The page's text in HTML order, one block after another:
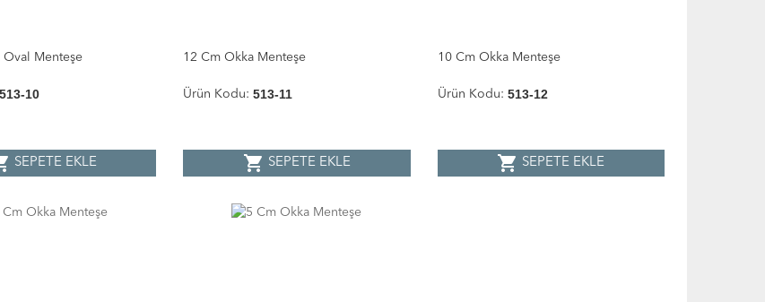
Oval Menteşe
513-10
SEPETE EKLE
12 Cm Okka Menteşe
Ürün Kodu:513-11
shopping_cart SEPETE EKLE
10 Cm Okka Menteşe
Ürün Kodu: 513-12
shopping_cart SEPETE EKLE